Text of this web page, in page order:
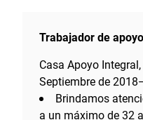
Trabajador de apoyo
Casa Apoyo
Septiembre de
Brindamos
a un máximo de 32